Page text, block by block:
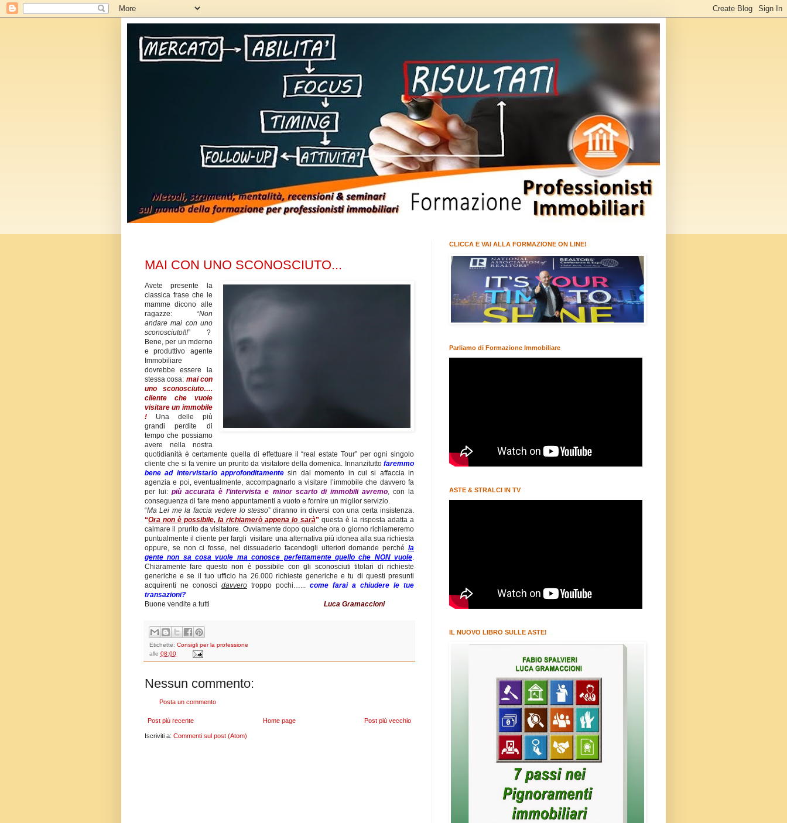
MAI CON UNO SCONOSCIUTO...
Avete presente la
classica frase che le
mamme dicono alle
ragazze: “Non
andare mai con uno
sconosciuto!!!” ?
Bene, per un mderno
e produttivo agente
Immobiliare
dovrebbe essere la
stessa cosa: mai con
uno sconosciuto….
cliente che vuole
visitare un immobile
! Una delle più
grandi perdite di
tempo che possiamo
avere nella nostra
quotidianità è certamente quella di effettuare il “real estate Tour” per ogni singolo
cliente che si fa venire un prurito da visitatore della domenica. Innanzitutto faremmo
bene ad intervistarlo approfonditamente sin dal momento in cui si affaccia in
agenzia e poi, eventualmente, accompagnarlo a visitare l’immobile che davvero fa
per lui:più accurata è l’intervista e minor scarto di immobili avremo, con la
conseguenza di fare meno appuntamenti a vuoto e fornire un miglior servizio.
“Ma Lei me la faccia vedere lo stesso” diranno in diversi con una certa insistenza.
“Ora non è possibile, la richiamerò appena lo sarà” questa è la risposta adatta a
calmare il prurito da visitatore. Ovviamente dopo qualche ora o giorno richiameremo
puntualmente il cliente per fargli visitare una alternativa più idonea alla sua richiesta
oppure, se non ci fosse, nel dissuaderlo facendogli ulteriori domande perché la
gente non sa cosa vuole ma conosce perfettamente quello che NON vuole.
Chiaramente fare questo non è possibile con gli sconosciuti titolari di richieste
generiche e se il tuo ufficio ha 26.000 richieste generiche e tu di questi presunti
acquirenti ne conosci davvero troppo pochi…... come farai a chiudere le tue
transazioni?
Buone vendite a tutti
Luca Gramaccioni
Etichette: Consigli per la professione
alle 08:00
Nessun commento:
Posta un commento
Post più recente Post più vecchio
Home page
Iscriviti a: Commenti sul post (Atom)
CLICCA E VAI ALLA FORMAZIONE ON LINE!
Parliamo di Formazione Immobiliare
ASTE & STRALCI IN TV
IL NUOVO LIBRO SULLE ASTE!